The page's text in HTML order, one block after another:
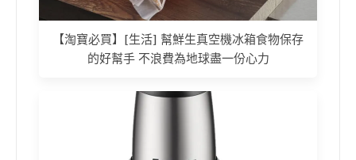
【淘寶必買】[生活] 幫鮮生真空機冰箱食物保存
的好幫手 不浪費為地球盡一份心力